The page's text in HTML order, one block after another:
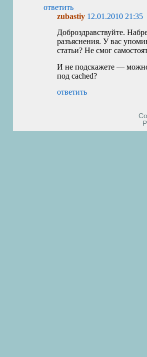
ответить
zubastiy 12.01.2010 21:35
Доброздравствуйте.
разъяснения. У вас
статьи? Не смог
И не подскажете — можно
под cached?
ответить